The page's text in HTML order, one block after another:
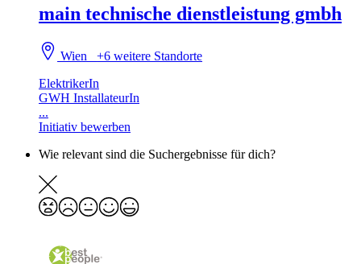
main technische dienstleistung gmbh
Wien+6 weitere Standorte
ElektrikerIn
GWH InstallateurIn
...
Initiativ bewerben
Wie relevant sind die Suchergebnisse für dich?